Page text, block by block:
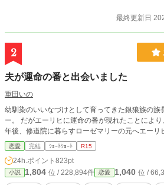
最終更新日
2
夫が運命の番と出会いました
重田いの
幼馴染のいいなづけとして育ってきた銀狼族の族
ー。 だがエーリヒに運命の番が現れたことにより、二人は離別する。 しかし二
年後、修道院に暮らすローゼマリーの元へエー
恋愛 完結 ｼｮｰﾄｼｮｰﾄ R15
24h.ポイント 823pt
小説 1,804 位 / 228,894件 恋愛 1,040 位 /